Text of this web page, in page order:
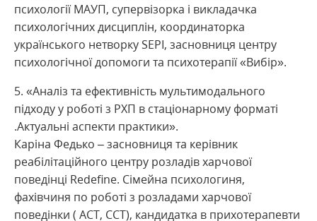
психології МАУП, супервізорка і викладачка
психологічних дисциплін, координаторка
українського нетворку SEPI, засновниця центру
психологічної допомоги та психотерапії «Вибір».
5. «Аналіз та ефективність мультимодального
підходу у роботі з РХП в стаціонарному форматі
.Актуальні аспекти практики».
Каріна Федько – засновниця та керівник
реабілітаційного центру розладів харчової
поведінці Redefine. Сімейна психологиня,
фахівчиня по роботі з розладами харчової
поведінки ( ACT, CCT), кандидатка в прихотерапевти